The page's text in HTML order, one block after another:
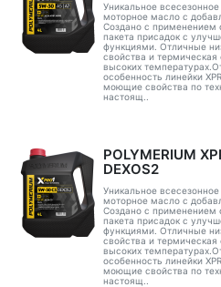
Уникальное
моторное масло с
Создано с применением
пакета присадок с
функциями. Отличные
свойства и термическая
высоких
особенность линейки
моющие свойства по
настоящ..
POLYMERIUM
DEXOS2
Уникальное
моторное масло с
Создано с применением
пакета присадок с
функциями. Отличные
свойства и термическая
высоких
особенность линейки
моющие свойства по
настоящ..